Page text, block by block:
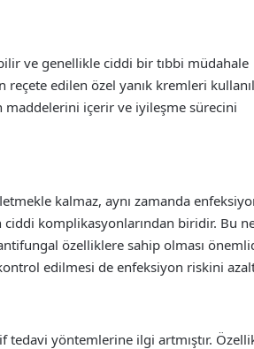
ve genellikle ciddi bir tıbbi müdahale
edilen özel yanık kremleri
maddelerini içerir ve iyileşme sürecini
kalmaz, aynı zamanda
ciddi komplikasyonlarından biridir. Bu
özelliklere sahip olması
edilmesi de enfeksiyon riskini
tedavi yöntemlerine ilgi artmıştır.